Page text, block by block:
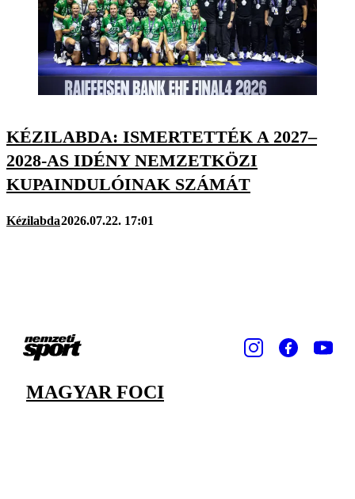
KÉZILABDA: ISMERTETTÉK A 2027–
2028-AS IDÉNY NEMZETKÖZI
KUPAINDULÓINAK SZÁMÁT
Kézilabda2026.07.22. 17:01
MAGYAR FOCI